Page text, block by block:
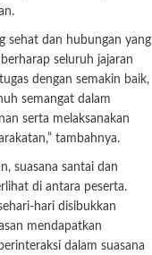
sehat dan hubungan yang
seluruh jajaran
dengan semakin baik,
semangat dalam
serta melaksanakan
tambahnya.
suasana santai dan
di antara peserta.
hari disibukkan
mendapatkan
dalam suasana